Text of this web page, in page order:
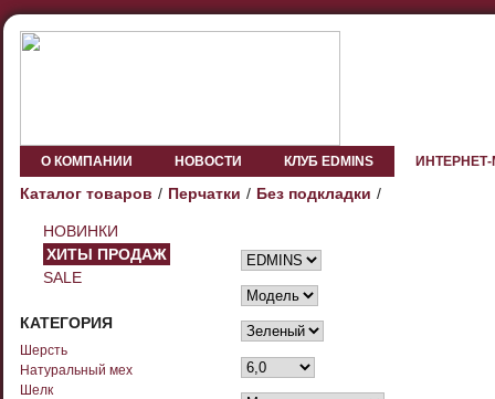
О КОМПАНИИ НОВОСТИ КЛУБ EDMINS
Каталог товаров Перчатки Без подкладки
НОВИНКИ
ХИТЫ ПРОДАЖ
SALE
КАТЕГОРИЯ
Шерсть
Натуральный мех
Шелк